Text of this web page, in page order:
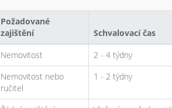
Požadované
zajištění
Schvalovací čas
Nemovitost
2 - 4 týdny
Nemovitost nebo
ručitel
1 - 2 týdny